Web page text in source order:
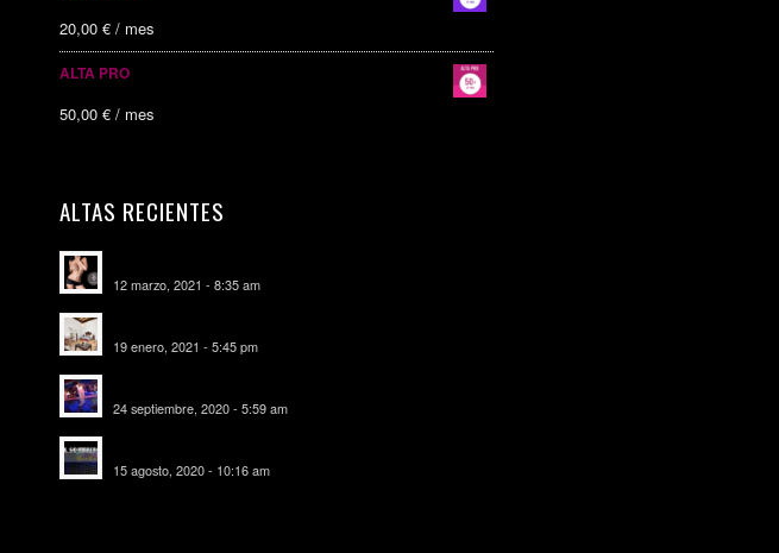
20,00 € / mes
ALTA PRO
50,00 € / mes
ALTAS RECIENTES
12 marzo, 2021 - 8:35 am
19 enero, 2021 - 5:45 pm
24 septiembre, 2020 - 5:59 am
15 agosto, 2020 - 10:16 am